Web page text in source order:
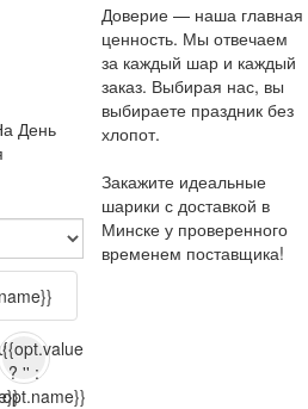
День
{{opt.value
? '' :
opt.name}}
Доверие — наша главная
ценность. Мы отвечаем
за каждый шар и каждый
заказ. Выбирая нас, вы
выбираете праздник без
хлопот.
Закажите идеальные
шарики с доставкой в
Минске у проверенного
временем поставщика!